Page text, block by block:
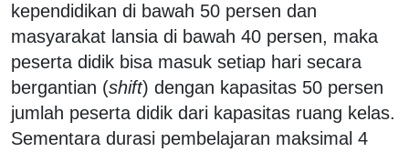
kependidikan di bawah 50 persen dan
masyarakat lansia di bawah 40 persen, maka
peserta didik bisa masuk setiap hari secara
bergantian (shift) dengan kapasitas 50 persen
jumlah peserta didik dari kapasitas ruang kelas.
Sementara durasi pembelajaran maksimal 4